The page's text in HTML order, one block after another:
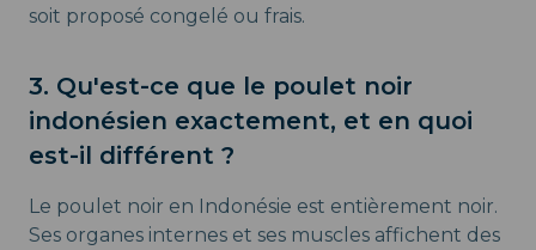
soit proposé congelé ou frais.
3. Qu'est-ce que le poulet noir
indonésien exactement, et en quoi
est-il différent ?
Le poulet noir en Indonésie est entièrement noir.
Ses organes internes et ses muscles affichent des